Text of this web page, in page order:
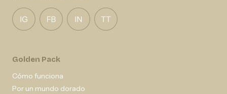
Golden Pack
Cómo funciona
Por un mundo dorado